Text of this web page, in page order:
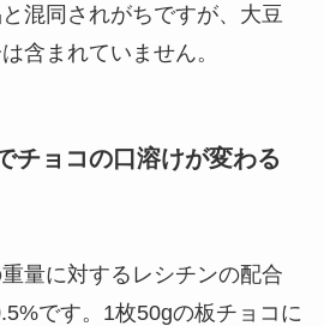
混同されがちですが、大豆
含まれていません。
チョコの口溶けが変わる
量に対するレシチンの配合
です。1枚50gの板チョコに